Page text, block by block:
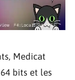
Medicat
bits et les